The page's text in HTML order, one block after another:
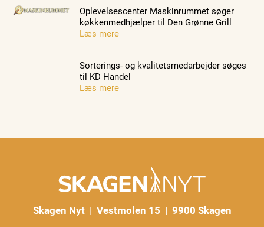
Oplevelsescenter Maskinrummet søger
køkkenmedhjælper til Den Grønne Grill
Læs mere
Sorterings- og kvalitetsmedarbejder søges
til KD Handel
Læs mere
Skagen Nyt | Vestmolen 15 | 9900 Skagen